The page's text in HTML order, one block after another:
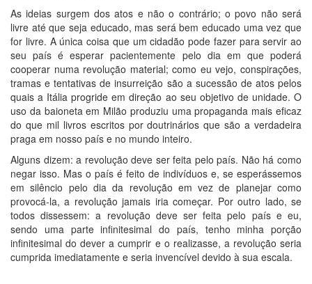
As ideias surgem dos atos e não o contrário; o povo não será
livre até que seja educado, mas será bem educado uma vez que
for livre. A única coisa que um cidadão pode fazer para servir ao
seu país é esperar pacientemente pelo dia em que poderá
cooperar numa revolução material; como eu vejo, conspirações,
tramas e tentativas de insurreição são a sucessão de atos pelos
quais a Itália progride em direção ao seu objetivo de unidade. O
uso da baioneta em Milão produziu uma propaganda mais eficaz
do que mil livros escritos por doutrinários que são a verdadeira
praga em nosso país e no mundo inteiro.
Alguns dizem: a revolução deve ser feita pelo país. Não há como
negar isso. Mas o país é feito de indivíduos e, se esperássemos
em silêncio pelo dia da revolução em vez de planejar como
provocá-la, a revolução jamais iria começar. Por outro lado, se
todos dissessem: a revolução deve ser feita pelo país e eu,
sendo uma parte infinitesimal do país, tenho minha porção
infinitesimal do dever a cumprir e o realizasse, a revolução seria
cumprida imediatamente e seria invencível devido à sua escala.